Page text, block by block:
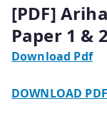
[PDF]
Paper 1 &
Download Pdf
DOWNLOAD PDF